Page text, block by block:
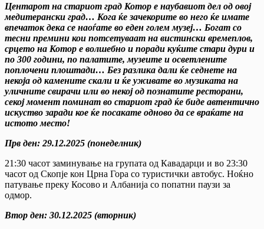
Центарот на стариот град Котор е наубавиот дел од овој
медитерански град… Кога ќе зачекорите во него ќе имате
впечаток дека се наоѓате во еден голем музеј… Богат со
тесни премини кои потсетуваат на вистински времеплов,
срцето на Котор е волшебно и поради куќите стари дури и
по 300 години, по палатите, музеите и осветлените
поплочени плоштади… Без разлика дали ќе седнете на
некоја од камените скали и ќе уживате во музиката на
уличните свирачи или во некој од познатите ресторани,
секој момент поминат во стариот град ќе биде автентично
искуство заради кое ќе посакате одново да се враќате на
истото место!
Прв ден: 29.12.2025 (понеделник)
21:30 часот заминување на групата од Кавадарци и во 23:30
часот од Скопје кон Црна Гора со туристички автобус. Ноќно
патување преку Косово и Албанија со попатни паузи за
одмор.
Втор ден: 30.12.2025 (вторник)